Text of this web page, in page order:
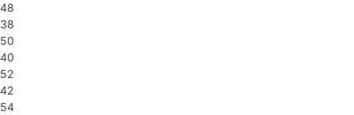
48
38
50
40
52
42
54